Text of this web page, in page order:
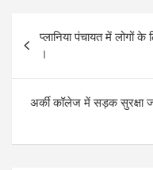
navigation
प्लानिया पंचायत में लोगों के
।
अर्की कॉलेज में सड़क सुरक्षा